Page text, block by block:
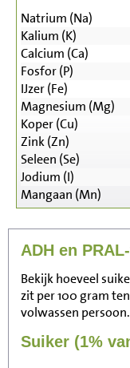
Natrium (Na)
Kalium (K)
Calcium (Ca)
Fosfor (P)
IJzer (Fe)
Magnesium (Mg)
Koper (Cu)
Zink (Zn)
Seleen (Se)
Jodium (I)
Mangaan (Mn)
ADH en
Bekijk hoeveel
zit per 100 gram
volwassen persoon.
Suiker (1%